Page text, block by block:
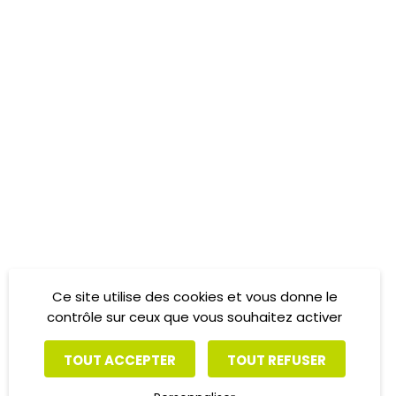
Ce site utilise des cookies et vous donne le
contrôle sur ceux que vous souhaitez activer
TOUT ACCEPTER TOUT REFUSER